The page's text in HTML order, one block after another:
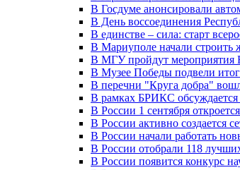
В Госдуме анонсировали
В День воссоединения
В единстве – сила: старт
В Мариуполе начали
В МГУ пройдут мероприятия
В Музее Победы подвели
В перечни "Круга добра"
В рамках БРИКС
В России 1 сентября
В России активно создается
В России начали работать
В России отобрали 118
В России появится конкурс